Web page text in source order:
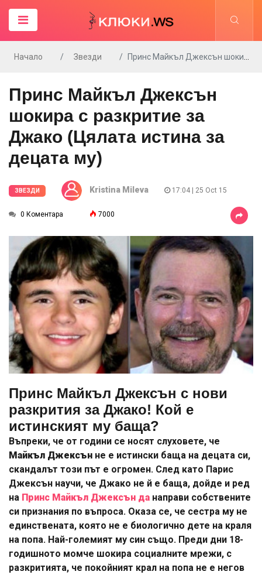
Начало Звезди Принс Майкъл Джексън шокира с разкритие за Джако (Цялата истина за децата му)
Принс Майкъл Джексън
шокира с разкритие за
Джако (Цялата истина за
децата му)
ЗВЕЗДИ Kristina Mileva 17:04 | 25 Oct 15
0 Коментара 7000
Принс Майкъл Джексън с нови
разкрития за Джако! Кой е
истинският му баща?
Въпреки, че от години се носят слуховете, че
Майкъл Джексън не е истински баща на децата си,
скандалът този път е огромен. След като Парис
Джексън научи, че Джако не й е баща, дойде и ред
на Принс Майкъл Джексън да направи собствените
си признания по въпроса. Оказа се, че сестра му не
единствената, която не е биологично дете на краля
на попа. Най-големият му син също. Преди дни 18-
годишното момче шокира социалните мрежи, с
разкритията, че покойният крал на попа не е негов